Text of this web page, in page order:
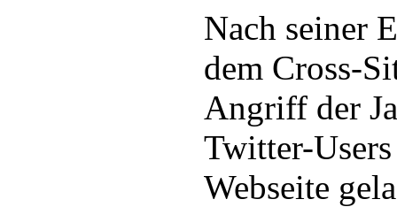
Nach seiner
dem Cross-
Angriff der
Twitter-
Webseite